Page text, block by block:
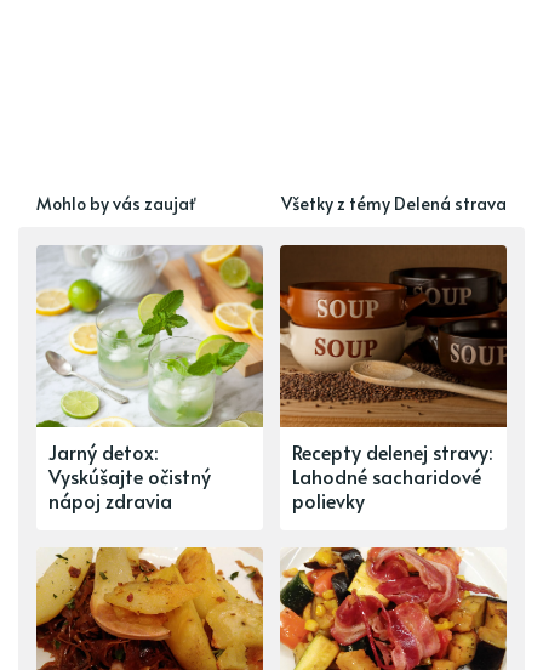
Mohlo by vás zaujať Všetky z témy Delená strava
Jarný detox:
Vyskúšajte očistný
nápoj zdravia
Recepty delenej stravy:
Lahodné sacharidové
polievky